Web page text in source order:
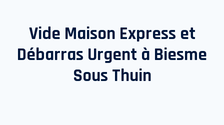
Vide Maison Express et
Débarras Urgent à Biesme
Sous Thuin